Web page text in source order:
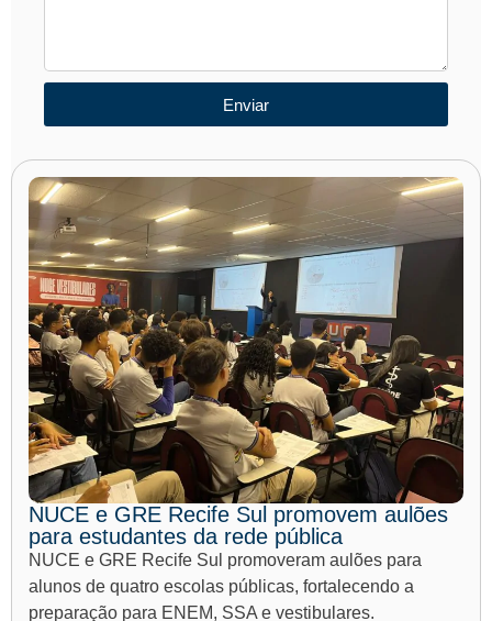
Enviar
NUCE e GRE Recife Sul promovem aulões
para estudantes da rede pública
NUCE e GRE Recife Sul promoveram aulões para
alunos de quatro escolas públicas, fortalecendo a
preparação para ENEM, SSA e vestibulares.